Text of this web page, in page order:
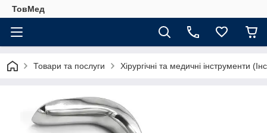
ТовМед
Товари та послуги Хірургічні та медичні інструменти